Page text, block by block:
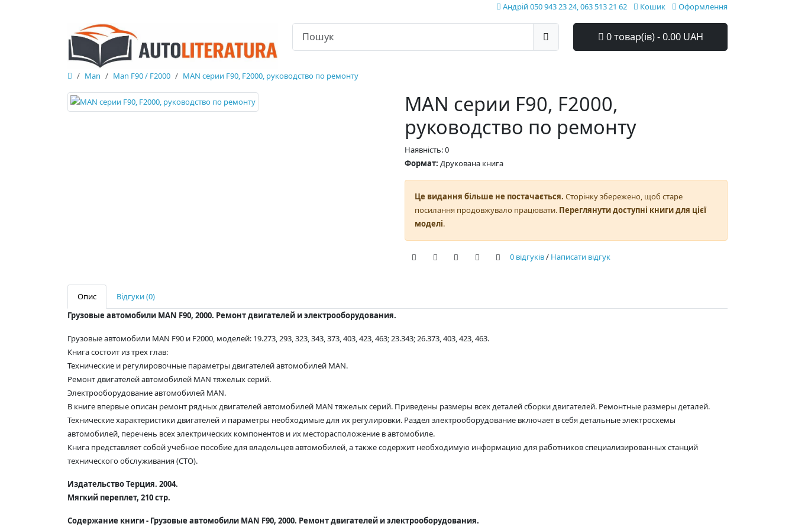
Андрій 050 943 23 24, 063 513 21 62 Кошик Оформлення
0 товар(ів) - 0.00 UAH
Man Man F90 / F2000 MAN серии F90, F2000, руководство по ремонту
MAN серии F90, F2000,
руководство по ремонту
Наявність: 0
Формат: Друкована книга
Це видання більше не постачається. Сторінку збережено, щоб старе
посилання продовжувало працювати. Переглянути доступні книги для цієї
моделі.
0 відгуків/ Написати відгук
Опис
Відгуки (0)
Грузовые автомобили MAN F90, 2000. Ремонт двигателей и электрооборудования.
Грузовые автомобили MAN F90 и F2000, моделей: 19.273, 293, 323, 343, 373, 403, 423, 463; 23.343; 26.373, 403, 423, 463.
Книга состоит из трех глав:
Технические и регулировочные параметры двигателей автомобилей MAN.
Ремонт двигателей автомобилей MAN тяжелых серий.
Электрооборудование автомобилей MAN.
В книге впервые описан ремонт рядных двигателей автомобилей MAN тяжелых серий. Приведены размеры всех деталей сборки двигателей. Ремонтные размеры деталей.
Технические характеристики двигателей и параметры необходимые для их регулировки. Раздел электрооборудование включает в себя детальные электросхемы
автомобилей, перечень всех электрических компонентов и их месторасположение в автомобиле.
Книга представляет собой учебное пособие для владельцев автомобилей, а также содержит необходимую информацию для работников специализированных станций
технического обслуживания (СТО).
Издательство Терция. 2004.
Мягкий переплет, 210 стр.
Содержание книги - Грузовые автомобили MAN F90, 2000. Ремонт двигателей и электрооборудования.